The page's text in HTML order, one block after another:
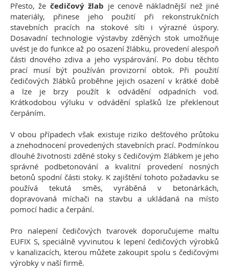
Přesto, že čedičový žlab je cenově nákladnější než jiné
materiály, přinese jeho použití při rekonstrukčních
stavebních pracích na stokové síti i výrazné úspory.
Dosavadní technologie výstavby zděných stok umožňuje
uvést je do funkce až po osazení žlábku, provedení alespoň
části dnového zdiva a jeho vyspárování. Po dobu těchto
prací musí být používán provizorní obtok. Při použití
čedičových žlábků proběhne jejich osazení v krátké době
a lze je brzy použít k odvádění odpadních vod.
Krátkodobou výluku v odvádění splašků lze překlenout
čerpáním.
V obou případech však existuje riziko dešťového průtoku
a znehodnocení provedených stavebních prací. Podmínkou
dlouhé životnosti zděné stoky s čedičovým žlábkem je jeho
správné podbetonování a kvalitní provedení nosných
betonů spodní části stoky. K zajištění tohoto požadavku se
používá tekutá směs, vyráběná v betonárkách,
dopravovaná míchači na stavbu a ukládaná na místo
pomocí hadic a čerpání.
Pro nalepení čedičových tvarovek doporučujeme maltu
EUFIX S, speciálně vyvinutou k lepení čedičových výrobků
v kanalizacích, kterou můžete zakoupit spolu s čedičovými
výrobky v naší firmě.